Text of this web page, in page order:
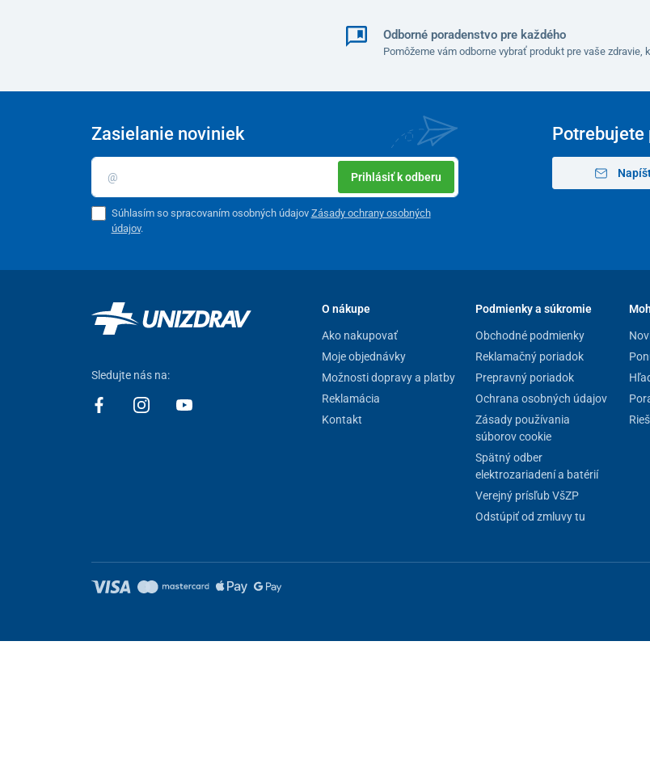
Odborné poradenstvo pre každého
Pomôžeme vám odborne vybrať produkt pre vaše zdravie,
Potrebujete
Zasielanie noviniek
Prihlásiť k odberu
Súhlasím so spracovaním osobných údajov Zásady ochrany osobných
údajov.
Sledujte nás na:
O nákupe
Ako nakupovať
Moje objednávky
Možnosti dopravy a platby
Reklamácia
Kontakt
Podmienky a súkromie
Obchodné podmienky
Reklamačný poriadok
Prepravný poriadok
Ochrana osobných údajov
Zásady používania
súborov cookie
Spätný odber
elektrozariadení a batérií
Verejný prísľub VšZP
Odstúpiť od zmluvy tu